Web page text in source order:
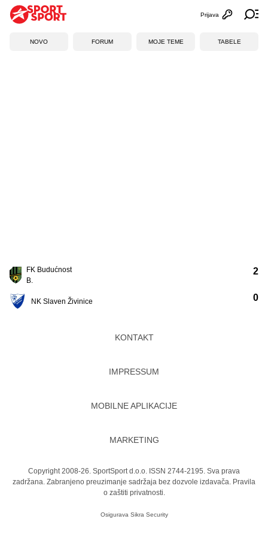
Otvori
Prijava
NOVO FORUM MOJE TEME TABELE
FK Budućnost
B.
NK Slaven Živinice
2
0
KONTAKT
IMPRESSUM
MOBILNE APLIKACIJE
MARKETING
Copyright 2008-26. SportSport d.o.o. ISSN 2744-2195. Sva prava
zadržana. Zabranjeno preuzimanje sadržaja bez dozvole izdavača. Pravila
o zaštiti privatnosti.
Osigurava Sikra Security